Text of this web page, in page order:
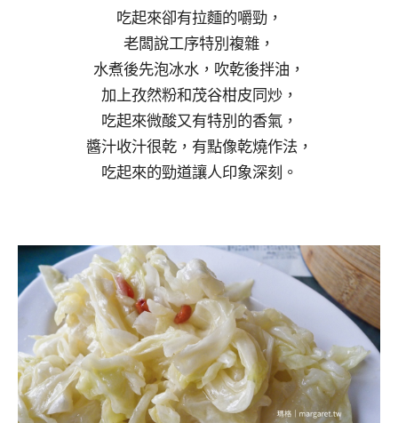
吃起來卻有拉麵的嚼勁，
老闆說工序特別複雜，
水煮後先泡冰水，吹乾後拌油，
加上孜然粉和茂谷柑皮同炒，
吃起來微酸又有特別的香氣，
醬汁收汁很乾，有點像乾燒作法，
吃起來的勁道讓人印象深刻。